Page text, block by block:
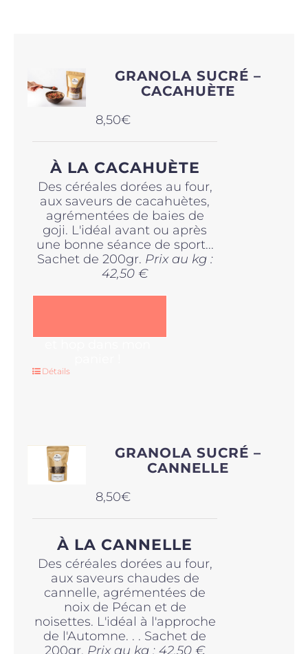
Click and collect
Accessoires
GRANOLA SUCRÉ –
CACAHUÈTE
8,50€
À LA CACAHUÈTE
Des céréales dorées au four,
aux saveurs de cacahuètes,
agrémentées de baies de
goji. L'idéal avant ou après
une bonne séance de sport...
Sachet de 200gr. Prix au kg :
42,50 €
Détails
GRANOLA SUCRÉ –
CANNELLE
8,50€
À LA CANNELLE
Des céréales dorées au four,
aux saveurs chaudes de
cannelle, agrémentées de
noix de Pécan et de
noisettes. L'idéal à l'approche
de l'Automne. . . Sachet de
200gr. Prix au kg : 42,50 €